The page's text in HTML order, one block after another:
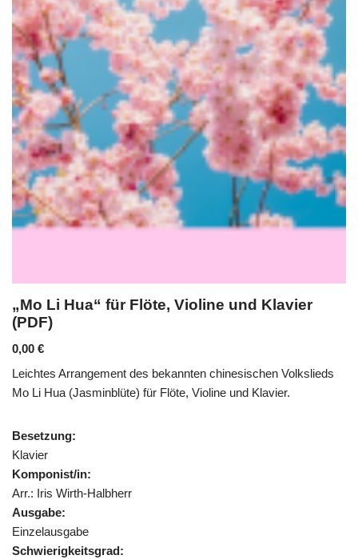
„Mo Li Hua“ für Flöte, Violine und Klavier
(PDF)
0,00 €
Leichtes Arrangement des bekannten chinesischen Volkslieds
Mo Li Hua (Jasminblüte) für Flöte, Violine und Klavier.
Besetzung:
Klavier
Komponist/in:
Arr.: Iris Wirth-Halbherr
Ausgabe:
Einzelausgabe
Schwierigkeitsgrad: